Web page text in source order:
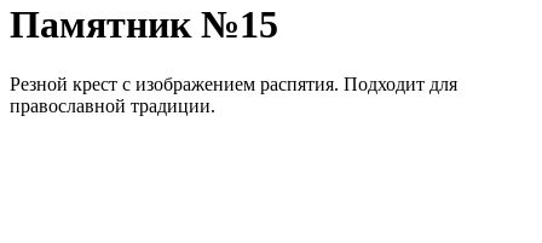
Памятник №15
Резной крест с изображением распятия. Подходит для
православной традиции.